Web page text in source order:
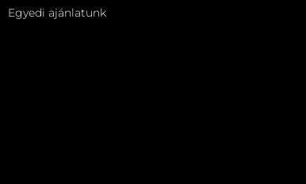
Egyedi ajánlatunk